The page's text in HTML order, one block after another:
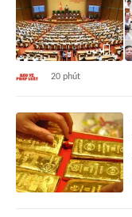
20 phút